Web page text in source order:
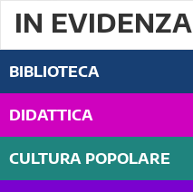
IN EVIDENZA
BIBLIOTECA
DIDATTICA
CULTURA POPOLARE